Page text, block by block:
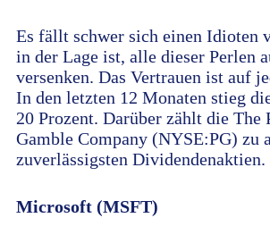
Es fällt schwer sich einen Idioten
in der Lage ist, alle dieser Perlen
versenken. Das Vertrauen ist auf
In den letzten 12 Monaten stieg
20 Prozent. Darüber zählt die The
Gamble Company (NYSE:PG) zu
zuverlässigsten Dividendenaktien.
Microsoft (MSFT)